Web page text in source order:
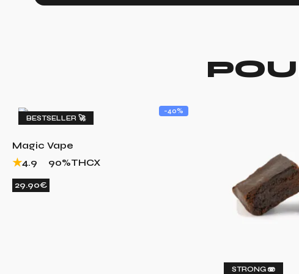
BESTSELLER 🚀
Magic Vape
4.9
90%THCX
29.90€
-40%
STRONG 🫨